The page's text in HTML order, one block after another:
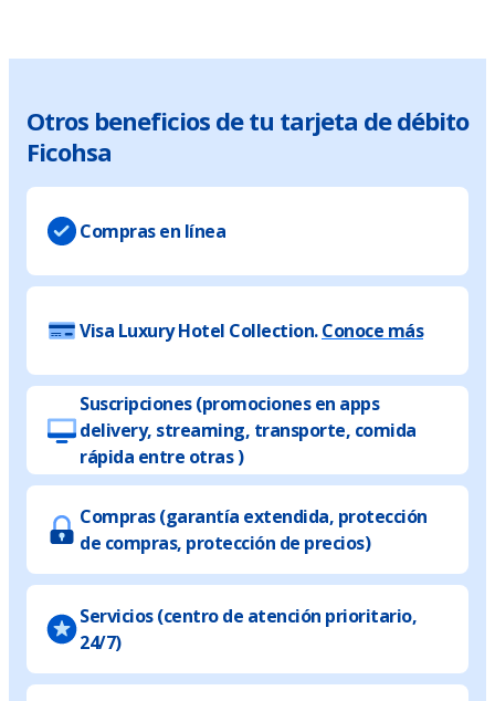
Otros beneficios de tu tarjeta de débito
Ficohsa
Compras en línea
Visa Luxury Hotel Collection.Conoce más
Suscripciones (promociones en apps
delivery, streaming, transporte, comida
rápida entre otras )
Compras (garantía extendida, protección
de compras, protección de precios)
Servicios (centro de atención prioritario,
24/7)